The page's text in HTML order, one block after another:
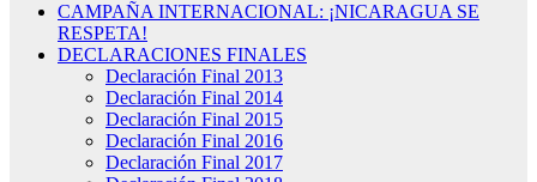
CAMPAÑA INTERNACIONAL: ¡NICARAGUA SE
RESPETA!
DECLARACIONES FINALES
Declaración Final 2013
Declaración Final 2014
Declaración Final 2015
Declaración Final 2016
Declaración Final 2017